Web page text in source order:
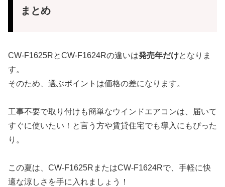
まとめ
CW-F1625RとCW-F1624Rの違いは発売年だけとなりま
す。
そのため、選ぶポイントは価格の差になります。
工事不要で取り付けも簡単なウインドエアコンは、届いて
すぐに使いたい！と言う方や賃貸住宅でも導入にもぴった
り。
この夏は、CW-F1625RまたはCW-F1624Rで、手軽に快
適な涼しさを手に入れましょう！